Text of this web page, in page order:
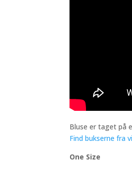
Bluse er taget på
Find bukserne fra
One Size